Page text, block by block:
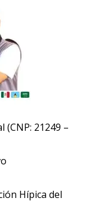
(CNP: 21249 –
Hípica del